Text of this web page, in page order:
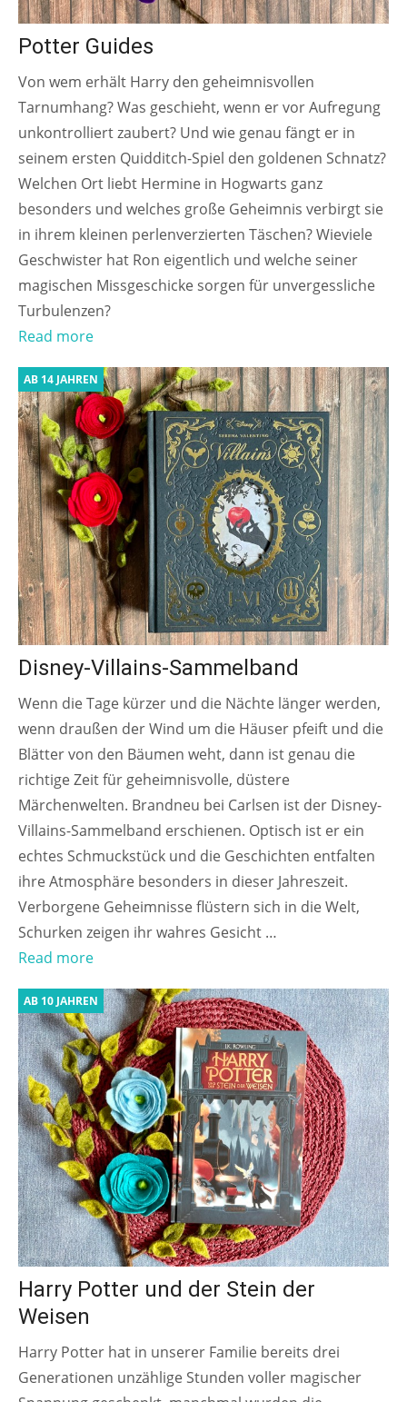
Potter Guides
Von wem erhält Harry den geheimnisvollen
Tarnumhang? Was geschieht, wenn er vor Aufregung
unkontrolliert zaubert? Und wie genau fängt er in
seinem ersten Quidditch-Spiel den goldenen Schnatz?
Welchen Ort liebt Hermine in Hogwarts ganz
besonders und welches große Geheimnis verbirgt sie
in ihrem kleinen perlenverzierten Täschen? Wieviele
Geschwister hat Ron eigentlich und welche seiner
magischen Missgeschicke sorgen für unvergessliche
Turbulenzen?
Read more
AB 14 JAHREN
Disney-Villains-Sammelband
Wenn die Tage kürzer und die Nächte länger werden,
wenn draußen der Wind um die Häuser pfeift und die
Blätter von den Bäumen weht, dann ist genau die
richtige Zeit für geheimnisvolle, düstere
Märchenwelten. Brandneu bei Carlsen ist der Disney-
Villains-Sammelband erschienen. Optisch ist er ein
echtes Schmuckstück und die Geschichten entfalten
ihre Atmosphäre besonders in dieser Jahreszeit.
Verborgene Geheimnisse flüstern sich in die Welt,
Schurken zeigen ihr wahres Gesicht …
Read more
AB 10 JAHREN
Harry Potter und der Stein der
Weisen
Harry Potter hat in unserer Familie bereits drei
Generationen unzählige Stunden voller magischer